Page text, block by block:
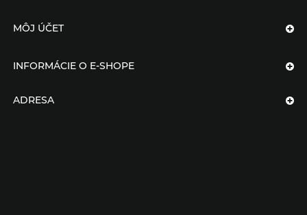
MÔJ ÚČET
INFORMÁCIE O E-SHOPE
ADRESA